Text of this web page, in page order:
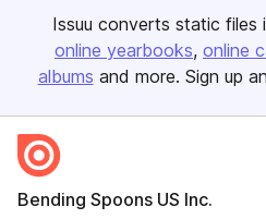
Issuu converts static files
online yearbooks online
albums and more. Sign up
Bending Spoons US Inc.